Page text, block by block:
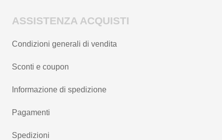
ASSISTENZA ACQUISTI
Condizioni generali di vendita
Sconti e coupon
Informazione di spedizione
Pagamenti
Spedizioni